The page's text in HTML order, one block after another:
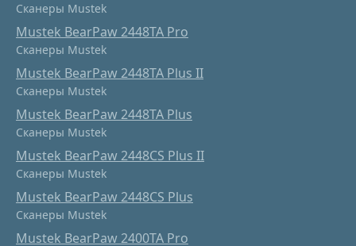
Сканеры Mustek
Mustek BearPaw 2448TA Pro
Сканеры Mustek
Mustek BearPaw 2448TA Plus II
Сканеры Mustek
Mustek BearPaw 2448TA Plus
Сканеры Mustek
Mustek BearPaw 2448CS Plus II
Сканеры Mustek
Mustek BearPaw 2448CS Plus
Сканеры Mustek
Mustek BearPaw 2400TA Pro